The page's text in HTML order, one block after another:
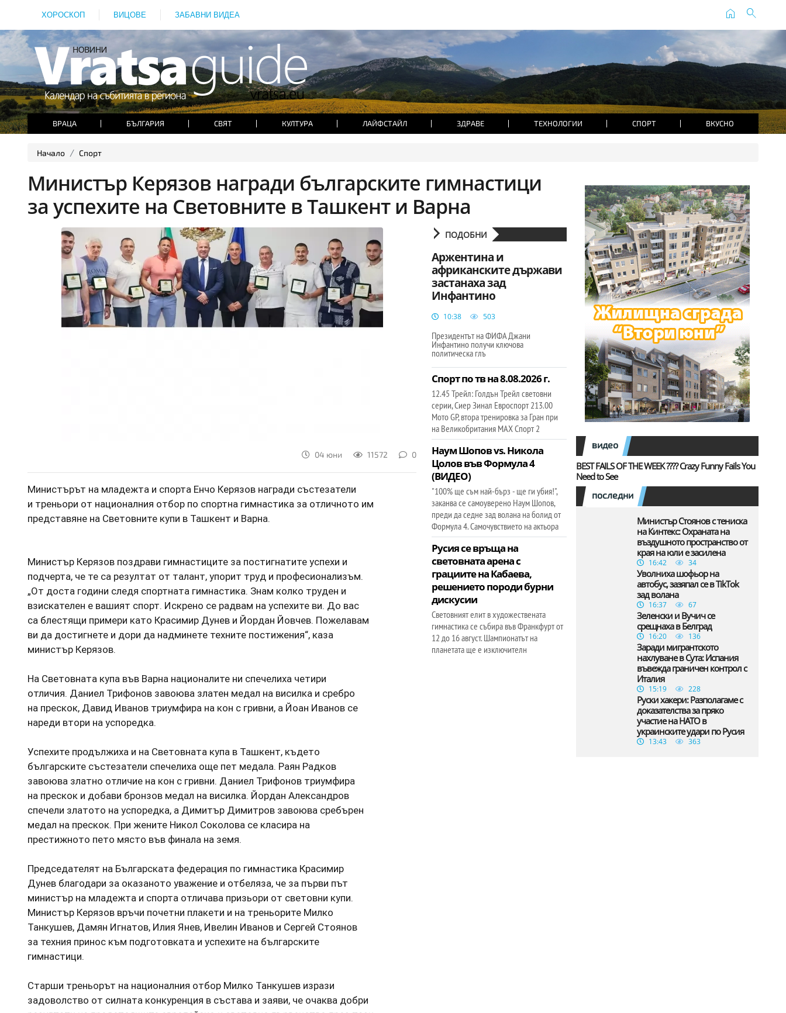
ХОРОСКОП ВИЦОВЕ ЗАБАВНИ ВИДЕА home search
ВРАЦА БЪЛГАРИЯ СВЯТ КУЛТУРА ЛАЙФСТАЙЛ ЗДРАВЕ ТЕХНОЛОГИИ СПОРТ ВКУСНО
Начало Спорт
Министър Керязов награди българските гимнастици
за успехите на Световните в Ташкент и Варна
04 юни 11572 0
Министърът на младежта и спорта Енчо Керязов награди състезатели
и треньори от националния отбор по спортна гимнастика за отличното им
представяне на Световните купи в Ташкент и Варна.
Министър Керязов поздрави гимнастиците за постигнатите успехи и
подчерта, че те са резултат от талант, упорит труд и професионализъм.
„От доста години следя спортната гимнастика. Знам колко труден и
взискателен е вашият спорт. Искрено се радвам на успехите ви. До вас
са блестящи примери като Красимир Дунев и Йордан Йовчев. Пожелавам
ви да достигнете и дори да надминете техните постижения“, каза
министър Керязов.
На Световната купа във Варна националите ни спечелиха четири
отличия. Даниел Трифонов завоюва златен медал на висилка и сребро
на прескок, Давид Иванов триумфира на кон с гривни, а Йоан Иванов се
нареди втори на успоредка.
Успехите продължиха и на Световната купа в Ташкент, където
българските състезатели спечелиха още пет медала. Раян Радков
завоюва златно отличие на кон с гривни. Даниел Трифонов триумфира
на прескок и добави бронзов медал на висилка. Йордан Александров
спечели златото на успоредка, а Димитър Димитров завоюва сребърен
медал на прескок. При жените Никол Соколова се класира на
престижното пето място във финала на земя.
Председателят на Българската федерация по гимнастика Красимир
Дунев благодари за оказаното уважение и отбеляза, че за първи път
министър на младежта и спорта отличава призьори от световни купи.
Министър Керязов връчи почетни плакети и на треньорите Милко
Танкушев, Дамян Игнатов, Илия Янев, Ивелин Иванов и Сергей Стоянов
за техния принос към подготовката и успехите на българските
гимнастици.
Старши треньорът на националния отбор Милко Танкушев изрази
задоволство от силната конкуренция в състава и заяви, че очаква добри
ПОДОБНИ
Аржентина и
африканските държави
застанаха зад
Инфантино
10:38 503
Президентът на ФИФА Джани
Инфантино получи ключова
политическа глъ
Спорт по тв на 8.08.2026 г.
12.45 Трейл: Голдън Трейл световни
серии, Сиер Зинал Евроспорт 213.00
Мото GP, втора тренировка за Гран при
на Великобритания МАХ Спорт 2
Наум Шопов vs. Никола
Цолов във Формула 4
(ВИДЕО)
"100% ще съм най-бърз - ще ги убия!",
заканва се самоуверено Наум Шопов,
преди да седне зад волана на болид от
Формула 4. Самочувствието на актьора
Русия се връща на
световната арена с
грациите на Кабаева,
решението породи бурни
дискусии
Световният елит в художествената
гимнастика се събира във Франкфурт от
12 до 16 август. Шампионатът на
планетата ще е изключителн
видео
BEST FAILS OF THE WEEK ???? Crazy Funny Fails You
Need to See
последни
Министър Стоянов с тениска
на Кинтекс: Охраната на
въздушното пространство от
края на юли е засилена
16:42 34
Уволниха шофьор на
автобус, зазяпал се в TikTok
зад волана
16:37 67
Зеленски и Вучич се
срещнаха в Белград
16:20 136
Заради мигрантското
нахлуване в Сута: Испания
въвежда граничен контрол с
Италия
15:19 228
Руски хакери: Разполагаме с
доказателства за пряко
участие на НАТО в
украинските удари по Русия
13:43 363